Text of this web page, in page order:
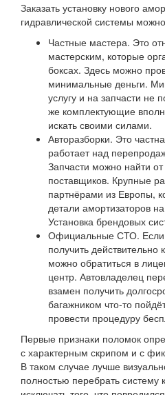
Заказать установку нового
гидравлической системы
Частные мастера. Это
мастерским, которые
боксах. Здесь можно
минимальные деньги.
услугу и на запчасти не
же комплектующие
искать своими силами.
Авторазборки. Это
работает над
Запчасти можно найти
поставщиков. Крупные
партнёрами из Европы,
детали амортизаторов
Установка брендовых
Официальные СТО. Если
получить действительно
можно обратиться в
центр. Автовладелец
взамен получить
багажником что-то
провести процедуру
Первые признаки поломок
с характерным скрипом и с
В таком случае лучше
полностью перебрать систему